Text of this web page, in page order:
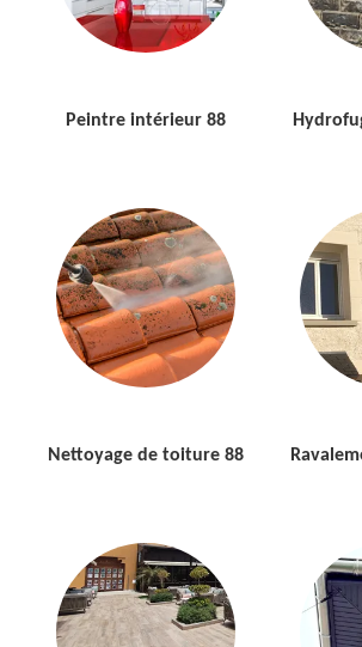
Peintre intérieur 88
Nettoyage de toiture 88